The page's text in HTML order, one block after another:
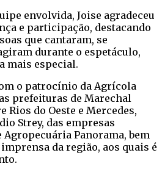
envolvida, Joise agradeceu
e participação, destacando
que cantaram, se
durante o espetáculo,
mais especial.
o patrocínio da Agrícola
prefeituras de Marechal
Rios do Oeste e Mercedes,
Strey, das empresas
Agropecuária Panorama, bem
da região, aos quais é